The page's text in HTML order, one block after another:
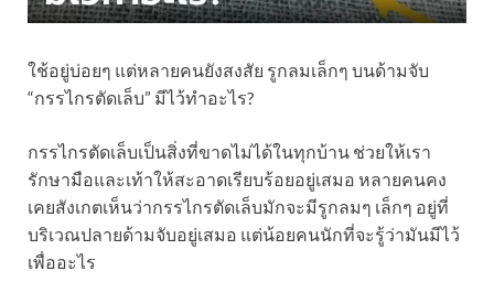
ใช้อยู่บ่อยๆ แต่หลายคนยังสงสัย รูกลมเล็กๆ บนด้ามจับ
“กรรไกรตัดเล็บ” มีไว้ทำอะไร?
กรรไกรตัดเล็บเป็นสิ่งที่ขาดไม่ได้ในทุกบ้าน ช่วยให้เรา
รักษามือและเท้าให้สะอาดเรียบร้อยอยู่เสมอ หลายคนคง
เคยสังเกตเห็นว่ากรรไกรตัดเล็บมักจะมีรูกลมๆ เล็กๆ อยู่ที่
บริเวณปลายด้ามจับอยู่เสมอ แต่น้อยคนนักที่จะรู้ว่ามันมีไว้
เพื่ออะไร